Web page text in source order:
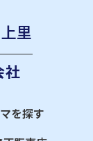
上里
社
を探す